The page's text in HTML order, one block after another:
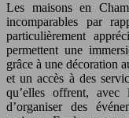
Les maisons en
incomparables par
particulièrement
permettent une
grâce à une décoration
et un accès à des
qu’elles offrent,
d’organiser des